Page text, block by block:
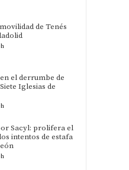
de Tenés
el derrumbe de
Iglesias de
Sacyl: prolifera el
intentos de estafa